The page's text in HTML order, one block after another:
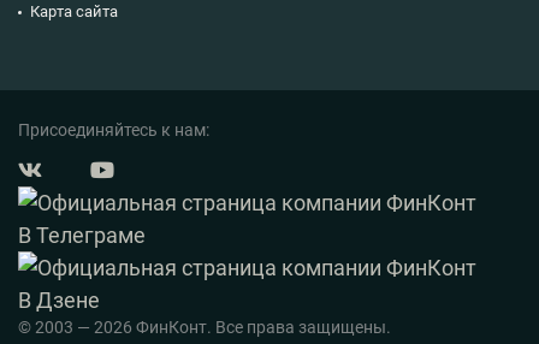
Карта сайта
Присоединяйтесь к нам:
© 2003 — 2026 ФинКонт. Все права защищены.